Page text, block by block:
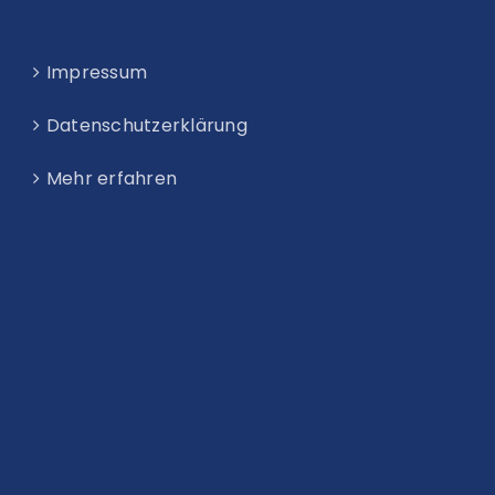
Impressum
Datenschutzerklärung
Mehr erfahren